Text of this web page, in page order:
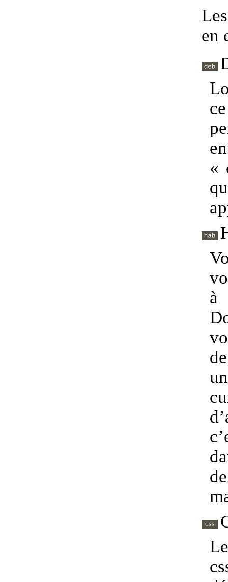
en
«
à